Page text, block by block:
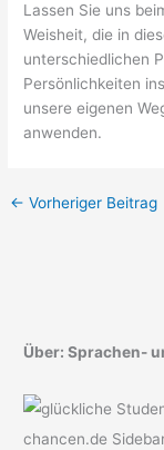
Lassen Sie uns
Weisheit, die in
unterschiedlichen
Persönlichkeiten
unsere eigenen
anwenden.
← Vorheriger Beitrag
Über: Sprachen-